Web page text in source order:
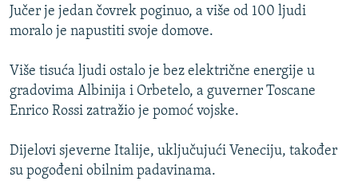
VIŠE OD NASLOVA
GENOCID U SREBRENICI
POPLAVE I KLIZIŠTA U BIH 2024.
TV LIBERTY
MOJA EVROPA
TRI DECENIJE OD RATA U BIH
PRATITE NAS
Sve RFE/RL stranice
Jučer je jedan čovrek poginuo, a više od 100 ljudi
moralo je napustiti svoje domove.
Više tisuća ljudi ostalo je bez električne energije u
gradovima Albinija i Orbetelo, a guverner Toscane
Enrico Rossi zatražio je pomoć vojske.
Dijelovi sjeverne Italije, uključujući Veneciju, također
su pogođeni obilnim padavinama.